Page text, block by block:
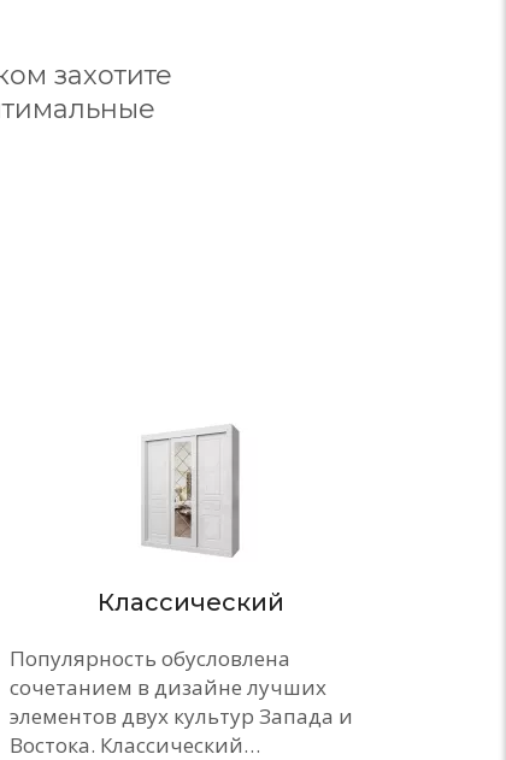
захотите
Классический
Популярность обусловлена
сочетанием в дизайне лучших
элементов двух культур Запада и
Востока. Классический…